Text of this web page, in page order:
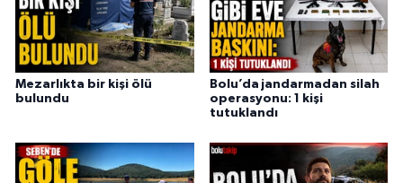
Mezarlıkta bir kişi ölü
bulundu
Bolu’da jandarmadan silah
operasyonu: 1 kişi
tutuklandı